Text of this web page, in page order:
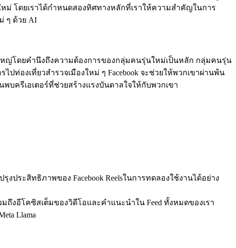
ม่ โดยเราได้กำหนดสองทิศทางหลักที่เราให้ความสำคัญในการ
ๆ ด้วย AI
หญ่โดยคำนึงถึงความต้องการของกลุ่มคนรุ่นใหม่เป็นหลัก กลุ่มคนรุ่น
ท่องเที่ยวสำรวจเมืองใหม่ ๆ Facebook จะช่วยให้พวกเขาผ่านพ้น
บครีเอเตอร์ที่ช่วยสร้างแรงบันดาลใจให้กับพวกเขา
ระสิทธิภาพของ Facebook Reelsในการทดลองใช้งานได้อย่าง
อีโคซิสเต็มของวิดีโอและคำแนะนำใน Feed ทั้งหมดของเรา
Llama